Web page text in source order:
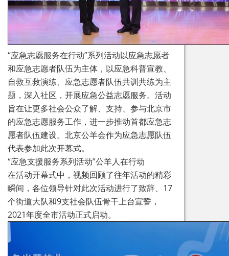
“应急志愿服务在行动”系列活动以应急志愿者
和应急志愿者队伍为主体，以应急科普宣教、
自救互救演练、应急志愿者队伍共训共练为主
题，深入社区，开展应急公益志愿服务。活动
旨在让更多社会公众了解、支持、参与北京市
的应急志愿服务工作，进一步推动首都应急志
愿者队伍建设。北京公羊会作为应急志愿队伍
代表参加此次开幕式。
“应急支援服务系列活动”公羊人在行动
在活动开幕式中，视频回顾了往年活动的精彩
瞬间，各位领导针对此次活动进行了致辞、17
个街道大队和9支社会队伍骨干上台宣誓，
2021年度全市活动正式启动。